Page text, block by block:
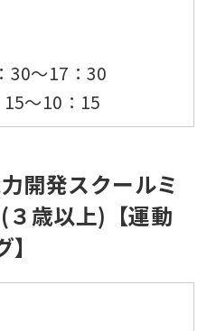
30〜17：30
10：15
開発スクールミ
３歳以上)【運動
before
using
service.
Automatic